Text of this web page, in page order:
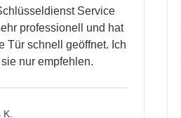
Service
professionell und hat
schnell geöffnet. Ich
nur empfehlen.